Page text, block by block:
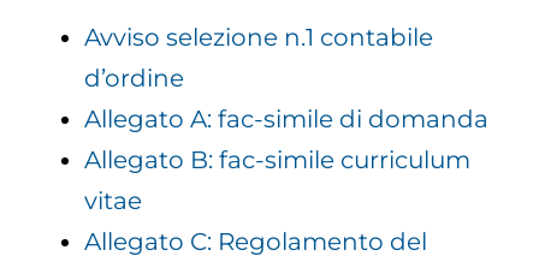
Avviso selezione n.1 contabile
d’ordine
Allegato A: fac-simile di domanda
Allegato B: fac-simile curriculum
vitae
Allegato C: Regolamento del